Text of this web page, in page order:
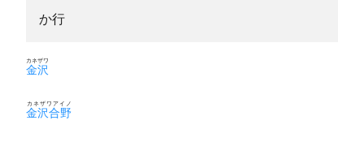
か行
金沢
カネザワ
金沢合野
カネザワアイノ